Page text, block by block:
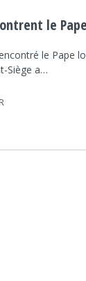
SOCIÉTÉ
LIMINA le Pape
le Pape
Siège a…